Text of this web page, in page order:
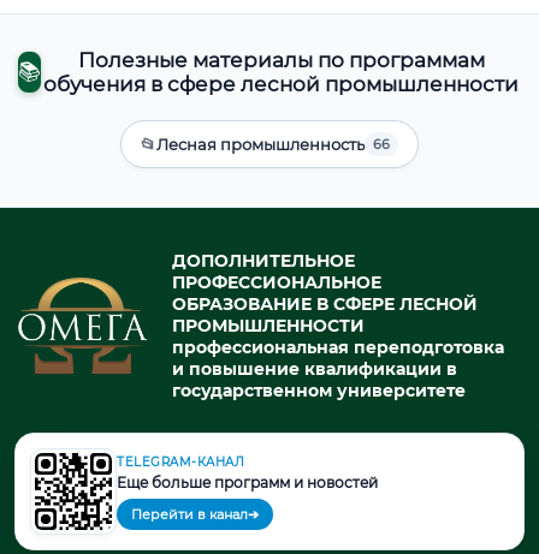
📚
Полезные материалы по программам
обучения в сфере лесной промышленности
📂Лесная промышленность 66
ДОПОЛНИТЕЛЬНОЕ
ПРОФЕССИОНАЛЬНОЕ
ОБРАЗОВАНИЕ В СФЕРЕ ЛЕСНОЙ
ПРОМЫШЛЕННОСТИ
профессиональная переподготовка
и повышение квалификации в
государственном университете
© 2026. При использовании материалов портала активная ссылка
на источник обязательна.
TELEGRAM-КАНАЛ
Еще больше программ и новостей
Перейти в канал➔